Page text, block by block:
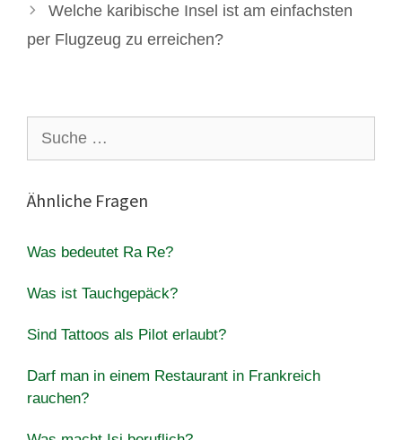
Welche karibische Insel ist am einfachsten
per Flugzeug zu erreichen?
nach:
Ähnliche Fragen
Was bedeutet Ra Re?
Was ist Tauchgepäck?
Sind Tattoos als Pilot erlaubt?
Darf man in einem Restaurant in Frankreich
rauchen?